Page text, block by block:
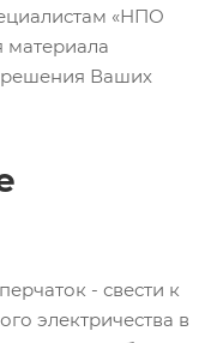
«НПО
решения Ваших
- свести к
электричества в